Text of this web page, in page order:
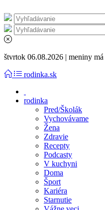
štvrtok 06.08.2026 | meniny má
rodinka.sk
rodinka
Pred/Školák
Vychovávame
Žena
Zdravie
Recepty
Podcasty
V kuchyni
Doma
Šport
Kariéra
Starnutie